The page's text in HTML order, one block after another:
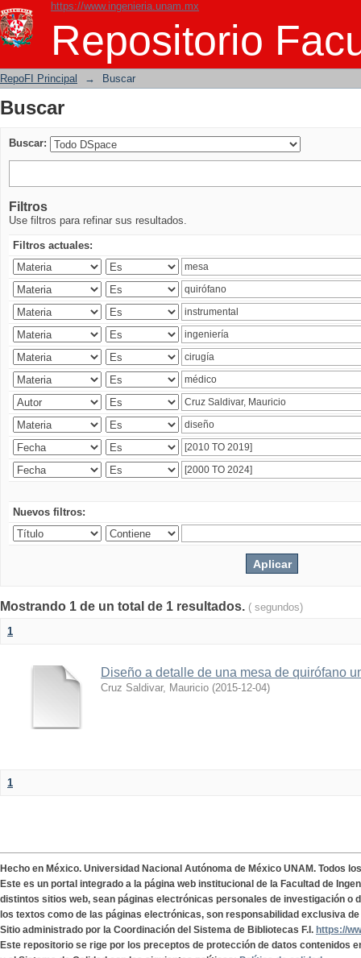
https://www.ingenieria.unam.mx
Repositorio
Buscar
RepoFI Principal → Buscar
Buscar
Buscar:
Filtros
Use filtros para refinar sus resultados.
Filtros actuales:
Nuevos filtros:
Mostrando 1 de un total de 1 resultados. ( segundos)
1
Diseño a detalle de una mesa de quirófano
Cruz Saldivar, Mauricio (2015-12-04)
1
Hecho en México. Universidad Nacional Autónoma de México UNAM. Todos
Este es un portal integrado a la página web institucional de la Facultad de
distintos sitios web, sean páginas electrónicas personales de investigación o
los textos como de las páginas electrónicas, son responsabilidad exclusiva
Sitio administrado por la Coordinación del Sistema de Bibliotecas F.I. https://
Este repositorio se rige por los preceptos de protección de datos contenidos